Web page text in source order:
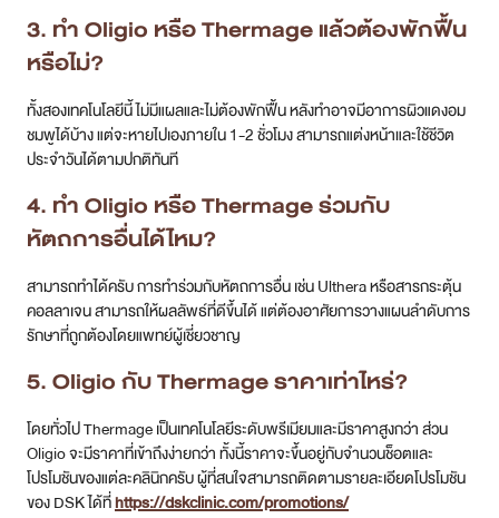
3. ทำ Oligio หรือ Thermage แล้วต้องพักฟื้น
หรือไม่?
ทั้งสองเทคโนโลยีนี้ ไม่มีแผลและไม่ต้องพักฟื้น หลังทำอาจมีอาการผิวแดงอม
ชมพูได้บ้าง แต่จะหายไปเองภายใน 1-2 ชั่วโมง สามารถแต่งหน้าและใช้ชีวิต
ประจำวันได้ตามปกติทันที
4. ทำ Oligio หรือ Thermage ร่วมกับ
หัตถการอื่นได้ไหม?
สามารถทำได้ครับ การทำร่วมกับหัตถการอื่น เช่น Ulthera หรือสารกระตุ้น
คอลลาเจน สามารถให้ผลลัพธ์ที่ดีขึ้นได้ แต่ต้องอาศัยการวางแผนลำดับการ
รักษาที่ถูกต้องโดยแพทย์ผู้เชี่ยวชาญ
5. Oligio กับ Thermage ราคาเท่าไหร่?
โดยทั่วไป Thermage เป็นเทคโนโลยีระดับพรีเมียมและมีราคาสูงกว่า ส่วน
Oligio จะมีราคาที่เข้าถึงง่ายกว่า ทั้งนี้ราคาจะขึ้นอยู่กับจำนวนช็อตและ
โปรโมชันของแต่ละคลินิกครับ ผู้ที่สนใจสามารถติดตามรายละเอียดโปรโมชัน
ของ DSK ได้ที่https://dskclinic.com/promotions/